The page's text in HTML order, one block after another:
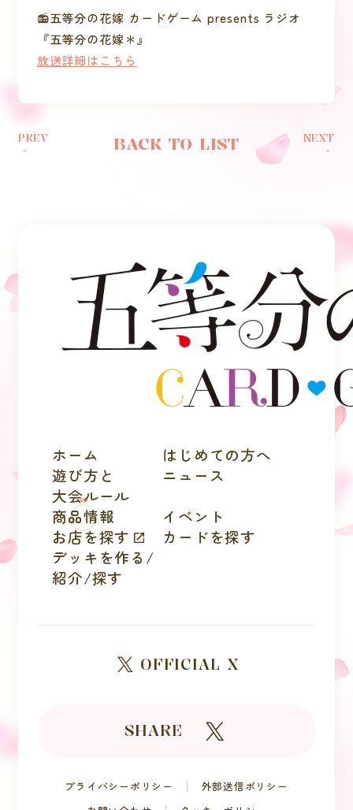
📻五等分の花嫁 カードゲーム presents ラジオ
『五等分の花嫁＊』
放送詳細はこちら
PREV BACK TO LIST NEXT
ホーム
はじめての方へ
遊び方と
大会ルール
ニュース
商品情報
イベント
お店を探す
カードを探す
デッキを作る/
紹介/探す
OFFICIAL X
SHARE
プライバシーポリシー
外部送信ポリシー